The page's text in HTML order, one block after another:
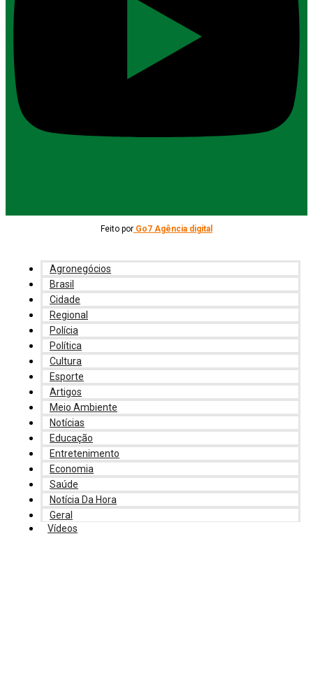
Feito por Go7 Agência digital
Agronegócios
Brasil
Cidade
Regional
Polícia
Política
Cultura
Esporte
Artigos
Meio Ambiente
Notícias
Educação
Entretenimento
Economia
Saúde
Notícia Da Hora
Geral
Vídeos